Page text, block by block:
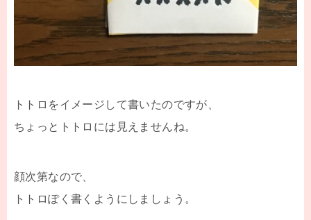
トトロをイメージして書いたのですが、
ちょっとトトロには見えませんね。
顔次第なので、
トトロぽく書くようにしましょう。